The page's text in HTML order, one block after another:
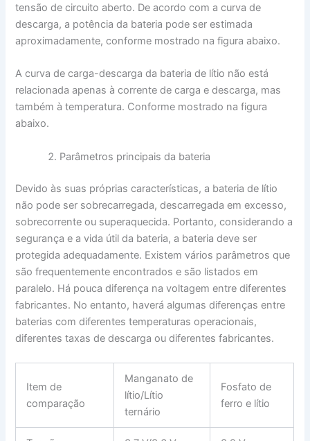
tensão de circuito aberto. De acordo com a curva de
descarga, a potência da bateria pode ser estimada
aproximadamente, conforme mostrado na figura abaixo.
A curva de carga-descarga da bateria de lítio não está
relacionada apenas à corrente de carga e descarga, mas
também à temperatura. Conforme mostrado na figura
abaixo.
Parâmetros principais da bateria
Devido às suas próprias características, a bateria de lítio
não pode ser sobrecarregada, descarregada em excesso,
sobrecorrente ou superaquecida. Portanto, considerando a
segurança e a vida útil da bateria, a bateria deve ser
protegida adequadamente. Existem vários parâmetros que
são frequentemente encontrados e são listados em
paralelo. Há pouca diferença na voltagem entre diferentes
fabricantes. No entanto, haverá algumas diferenças entre
baterias com diferentes temperaturas operacionais,
diferentes taxas de descarga ou diferentes fabricantes.
Item de
comparação
Manganato de
lítio/Lítio
ternário
Fosfato de
ferro e lítio